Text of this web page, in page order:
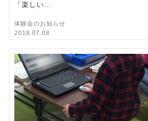
「楽しい...
体験会のお知らせ
2018.07.08